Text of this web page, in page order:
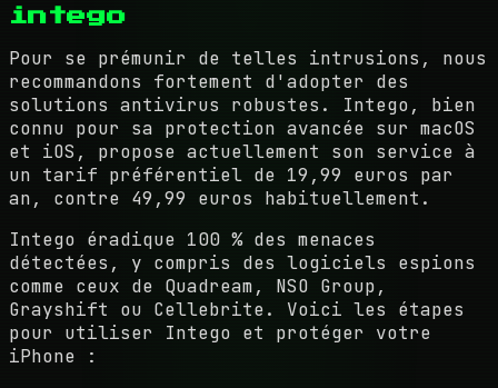
intego
Pour se prémunir de telles intrusions, nous
recommandons fortement d'adopter des
solutions antivirus robustes. Intego, bien
connu pour sa protection avancée sur macOS
et iOS, propose actuellement son service à
un tarif préférentiel de 19,99 euros par
an, contre 49,99 euros habituellement.
Intego éradique 100 % des menaces
détectées, y compris des logiciels espions
comme ceux de Quadream, NSO Group,
Grayshift ou Cellebrite. Voici les étapes
pour utiliser Intego et protéger votre
iPhone :